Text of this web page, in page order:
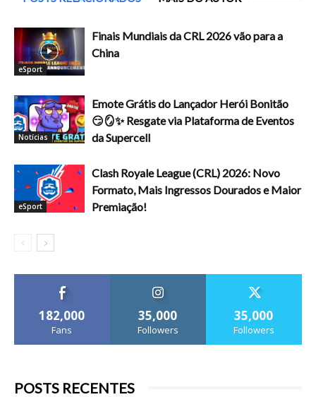
eSport
Finais Mundiais da CRL 2026 vão para a
China
Notícias
Emote Grátis do Lançador Herói Bonitão
😏🪞✨ Resgate via Plataforma de Eventos
da Supercell
eSport
Clash Royale League (CRL) 2026: Novo
Formato, Mais Ingressos Dourados e Maior
Premiação!
182,000
Fans
35,000
Followers
35,000
Followers
POSTS RECENTES